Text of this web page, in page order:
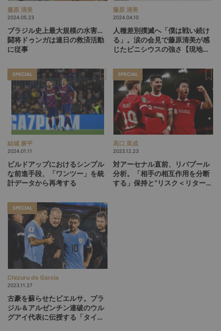
藤原 清美
2024.05.23
ブラジル史上最大規模の水害…
闘将ドゥンガは連日の救済活動
に従事
藤原 清美
2024.04.10
人種差別撲滅へ「僕は戦い続け
る」。涙の会見で藤原清美が感
じたビニシウスの強さ【現地取
SPECIAL
結城 康平
2024.01.11
ビルドアップにおけるシンプル
な前進手段、「ワンツー」を統
計データから再考する
SPECIAL
高口 英成
2023.12.23
対アーセナル直前、リバプール
分析。「相手の相互作用を分断
する」保持と“リスク＜リター
SPECIAL
Chizuru de Garcia
2023.11.27
古豪を蘇らせたビエルサ。ブラ
ジル＆アルゼンチン連破のウル
グアイ代表に伝授する「タイト